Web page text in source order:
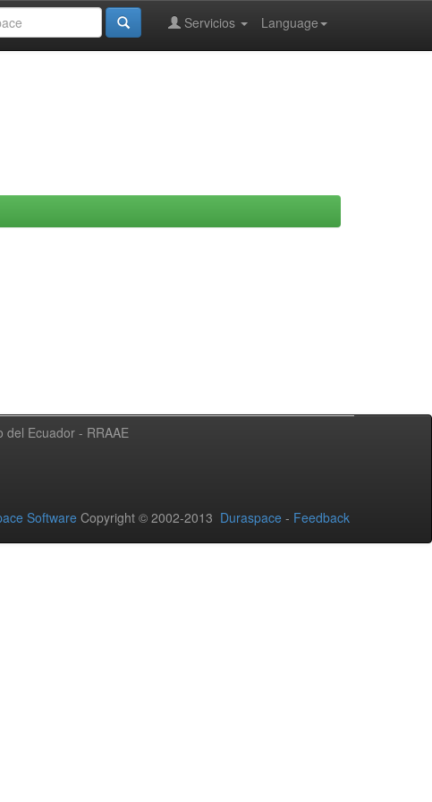
Language
Servicios
del Ecuador - RRAAE
Software Copyright © 2002-2013 Duraspace - Feedback